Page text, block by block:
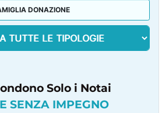
DONAZIONE
Solo i Notai
SENZA IMPEGNO